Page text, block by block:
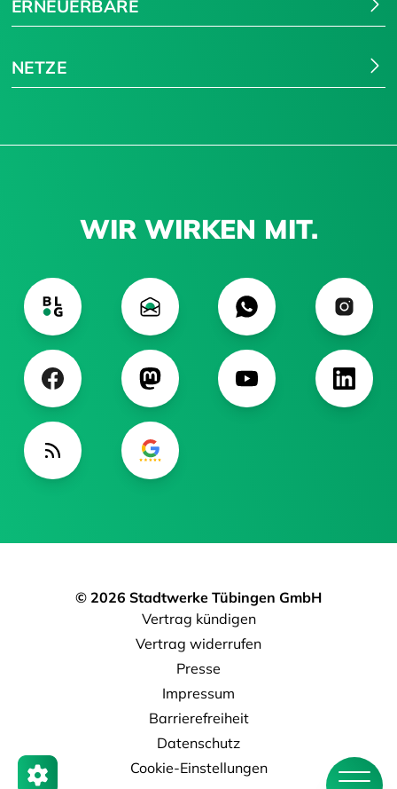
ERNEUERBARE
NETZE
WIR WIRKEN MIT.
© 2026 Stadtwerke Tübingen GmbH
Vertrag kündigen
Vertrag widerrufen
Presse
Impressum
Barrierefreiheit
Datenschutz
Cookie-Einstellungen